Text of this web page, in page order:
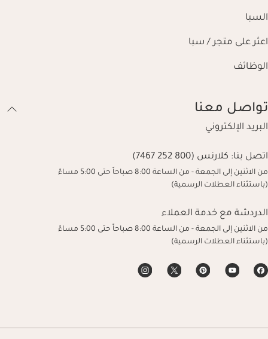
السبا
اعثر على متجر / سبا
الوظائف
تواصل معنا
البريد الإلكتروني
اتصل بنا: كلارنس (800 252 7467)
من الاثنين إلى الجمعة - من الساعة 8:00 صباحاً حتى 5:00 مساءً
(باستثناء العطلات الرسمية)
الدردشة مع خدمة العملاء
من الاثنين إلى الجمعة - من الساعة 8:00 صباحاً حتى 5:00 مساءً
(باستثناء العطلات الرسمية)